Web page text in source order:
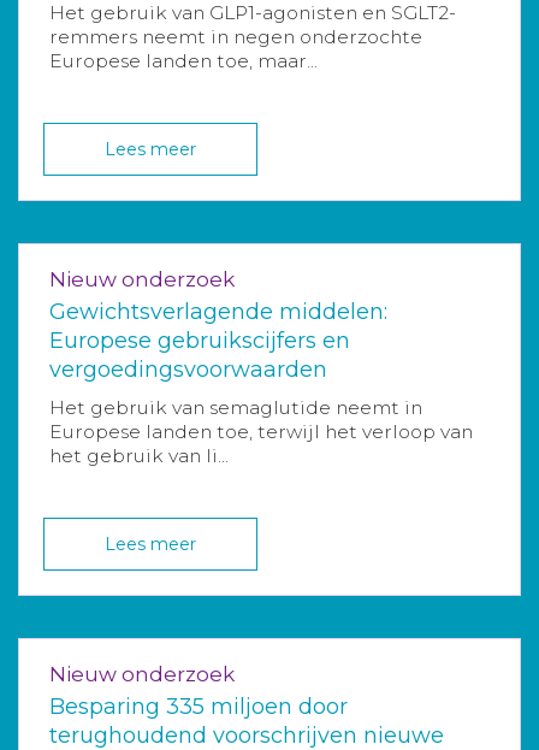
Het gebruik van GLP1-agonisten en SGLT2-
remmers neemt in negen onderzochte
Europese landen toe, maar...
Lees meer
Nieuw onderzoek
Gewichtsverlagende middelen:
Europese gebruikscijfers en
vergoedingsvoorwaarden
Het gebruik van semaglutide neemt in
Europese landen toe, terwijl het verloop van
het gebruik van li...
Lees meer
Nieuw onderzoek
Besparing 335 miljoen door
terughoudend voorschrijven nieuwe